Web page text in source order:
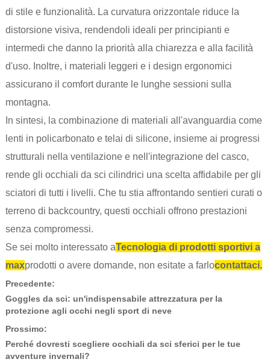
di stile e funzionalità. La curvatura orizzontale riduce la
distorsione visiva, rendendoli ideali per principianti e
intermedi che danno la priorità alla chiarezza e alla facilità
d'uso. Inoltre, i materiali leggeri e i design ergonomici
assicurano il comfort durante le lunghe sessioni sulla
montagna.
In sintesi, la combinazione di materiali all'avanguardia come
lenti in policarbonato e telai di silicone, insieme ai progressi
strutturali nella ventilazione e nell'integrazione del casco,
rende gli occhiali da sci cilindrici una scelta affidabile per gli
sciatori di tutti i livelli. Che tu stia affrontando sentieri curati o
terreno di backcountry, questi occhiali offrono prestazioni
senza compromessi.
Se sei molto interessato aTecnologia di prodotti sportivi a
maxprodotti o avere domande, non esitate a farlocontattaci.
Precedente:
Goggles da sci: un'indispensabile attrezzatura per la
protezione agli occhi negli sport di neve
Prossimo:
Perché dovresti scegliere occhiali da sci sferici per le tue
avventure invernali?